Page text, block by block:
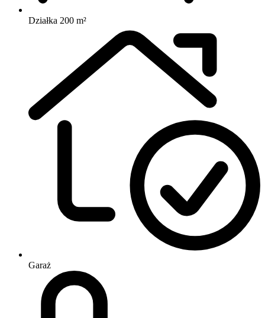
Działka 200 m²
Garaż